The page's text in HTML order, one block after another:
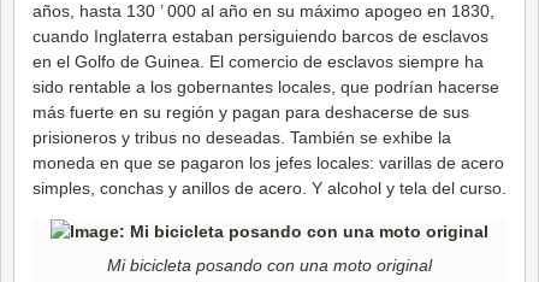
años, hasta 130 ’ 000 al año en su máximo apogeo en 1830,
cuando Inglaterra estaban persiguiendo barcos de esclavos
en el Golfo de Guinea. El comercio de esclavos siempre ha
sido rentable a los gobernantes locales, que podrían hacerse
más fuerte en su región y pagan para deshacerse de sus
prisioneros y tribus no deseadas. También se exhibe la
moneda en que se pagaron los jefes locales: varillas de acero
simples, conchas y anillos de acero. Y alcohol y tela del curso.
Mi bicicleta posando con una moto original